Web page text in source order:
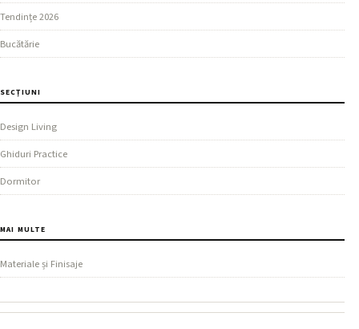
Tendințe 2026
Bucătărie
SECȚIUNI
Design Living
Ghiduri Practice
Dormitor
MAI MULTE
Materiale și Finisaje